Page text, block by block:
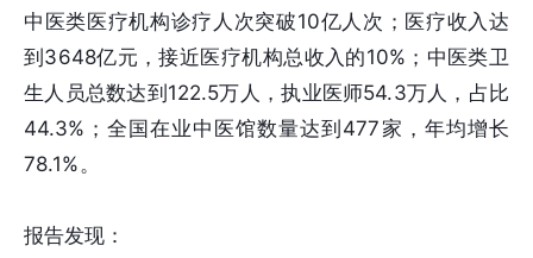
中医类医疗机构诊疗人次突破10亿人次；医疗收入达
到3648亿元，接近医疗机构总收入的10%；中医类卫
生人员总数达到122.5万人，执业医师54.3万人，占比
44.3%；全国在业中医馆数量达到477家，年均增长
78.1%。
报告发现：